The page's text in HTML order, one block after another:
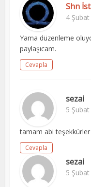
Shn
4
Yama düzenleme
paylaşıcam.
Cevapla
sezai
5
tamam abi
Cevapla
sezai
5